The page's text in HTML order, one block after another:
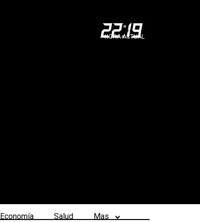
22:19
HORA ACTUAL
Economía Salud Mas